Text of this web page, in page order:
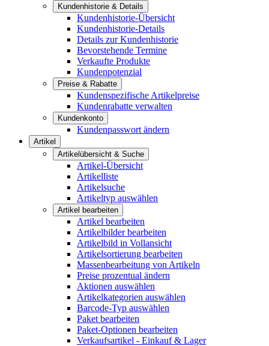
Kundenhistorie & Details
Kundenhistorie-Übersicht
Kundenhistorie-Details
Details zur Kundenhistorie
Bevorstehende Termine
Verkaufte Produkte
Kundenpotenzial
Preise & Rabatte
Kundenspezifische Artikelpreise
Kundenrabatte verwalten
Kundenkonto
Kundenpasswort ändern
Artikel
Artikelübersicht & Suche
Artikel-Übersicht
Artikelliste
Artikelsuche
Artikeltyp auswählen
Artikel bearbeiten
Artikel bearbeiten
Artikelbilder bearbeiten
Artikelbild in Vollansicht
Artikelsortierung bearbeiten
Massenbearbeitung von Artikeln
Preise prozentual ändern
Aktionen auswählen
Artikelkategorien auswählen
Barcode-Typ auswählen
Paket bearbeiten
Paket-Optionen bearbeiten
Verkaufsartikel - Einkauf & Lager